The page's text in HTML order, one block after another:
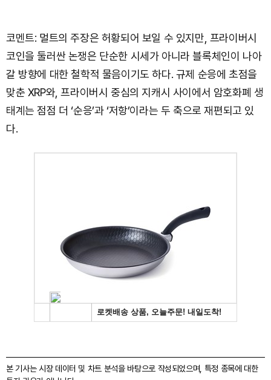
코멘트: 멀트의 주장은 허황되어 보일 수 있지만, 프라이버시
코인을 둘러싼 논쟁은 단순한 시세가 아니라 블록체인이 나아
갈 방향에 대한 철학적 물음이기도 하다. 규제 순응에 초점을
맞춘 XRP와, 프라이버시 중심의 지캐시 사이에서 암호화폐 생
태계는 점점 더 ‘순응’과 ‘저항’이라는 두 축으로 재편되고 있
다.
본 기사는 시장 데이터 및 차트 분석을 바탕으로 작성되었으며, 특정 종목에 대한